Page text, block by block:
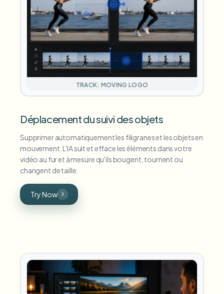
TRACK: MOVING LOGO
Déplacement du suivi des objets
Supprimer automatiquement les filigranes et les objets en
mouvement. L'IA suit et efface les éléments dans votre
vidéo au fur et à mesure qu'ils bougent, tournent ou
changent de taille.
Try Now